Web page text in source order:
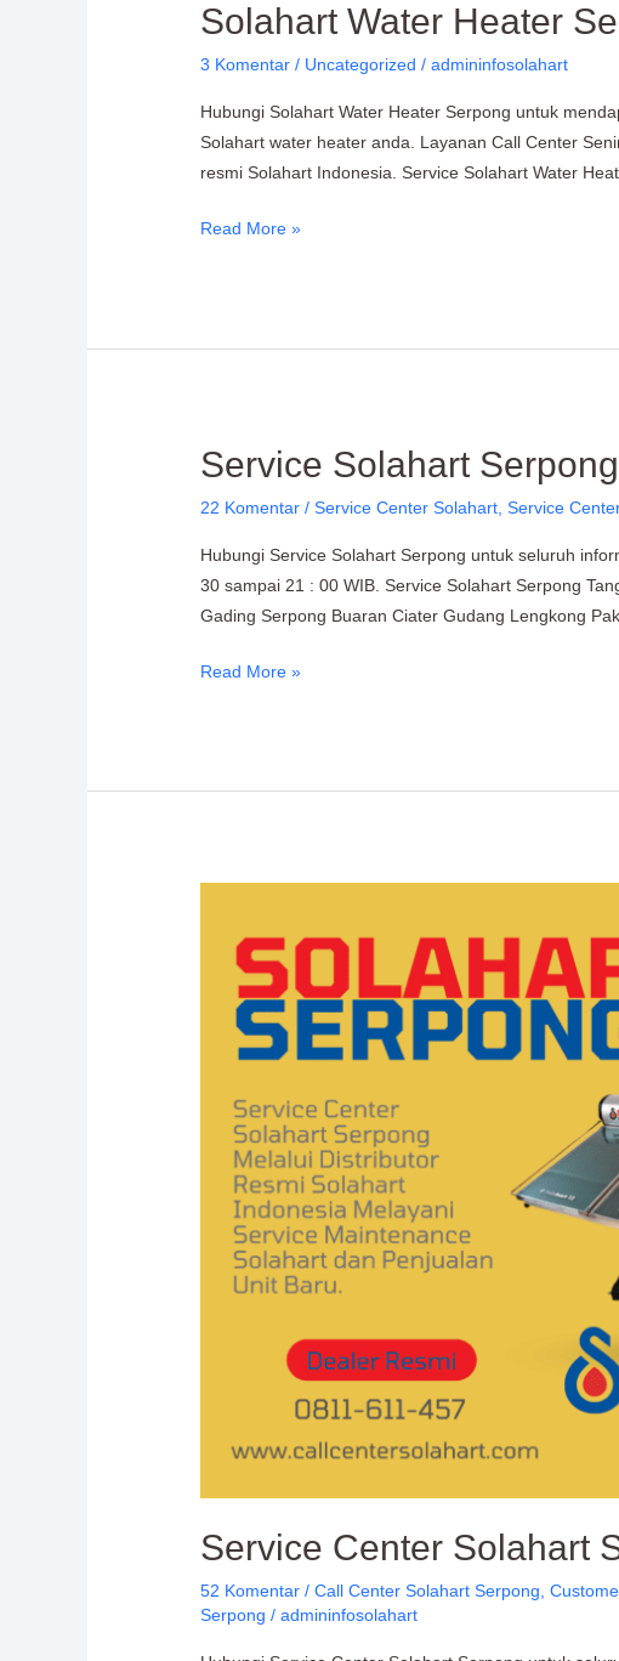
Solahart Water Heater
3 Komentar / Uncategorized /admininfosolahart
Hubungi Solahart Water Heater Serpong untuk
Solahart water heater anda. Layanan Call Center
resmi Solahart Indonesia. Service Solahart Water
Read More »
Service Solahart
22 Komentar /Service Center Solahart ,Service
Hubungi Service Solahart Serpong untuk seluruh
30 sampai 21 : 00 WIB. Service Solahart Serpong
Gading Serpong Buaran Ciater Gudang Lengkong
Service
Serpong:
Solusi
Terbaik
untuk
Solahart
Read More »
Service Center Solahart
52 Komentar /Call Center Solahart Serpong ,
Serpong /admininfosolahart
Solahart
Serpong